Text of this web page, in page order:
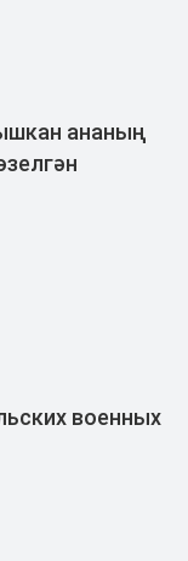
ананың
военных